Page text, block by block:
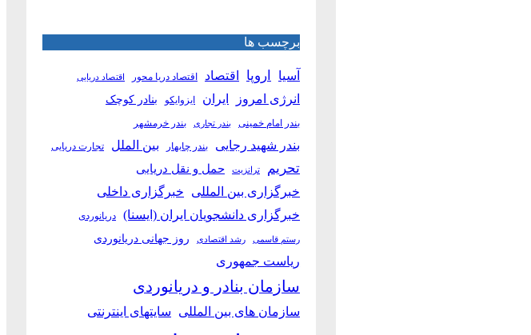
برچسب ها
آسیا اروپا اقتصاد اقتصاد دریا محور اقتصاد دریایی
انرژی امروز ایران ایزوایکو بنادر کوچک
بندر امام خمینی بندر تجاری بندر خرمشهر
بندر شهید رجایی بندر چابهار بین الملل تجارت دریایی
تحریم ترانزیت حمل و نقل دریایی
خبرگزاری بین المللی خبرگزاری داخلی
خبرگزاری دانشجویان ایران (ایسنا)
دریانوردی
رستم قاسمی رشد اقتصادی روز جهانی دریانوردی
ریاست جمهوری
سازمان بنادر و دریانوردی
سازمان های بین المللی سایتهای اینترنتی